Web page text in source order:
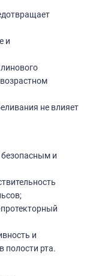
и
не влияет
и
и
полости рта.